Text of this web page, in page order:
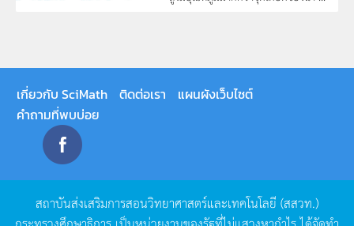
เกี่ยวกับ SciMath ติดต่อเรา
แผนผังเว็บไซต์
คำถามที่พบบ่อย
สถาบันส่งเสริมการสอนวิทยาศาสตร์และเทคโนโลยี (สสวท.)